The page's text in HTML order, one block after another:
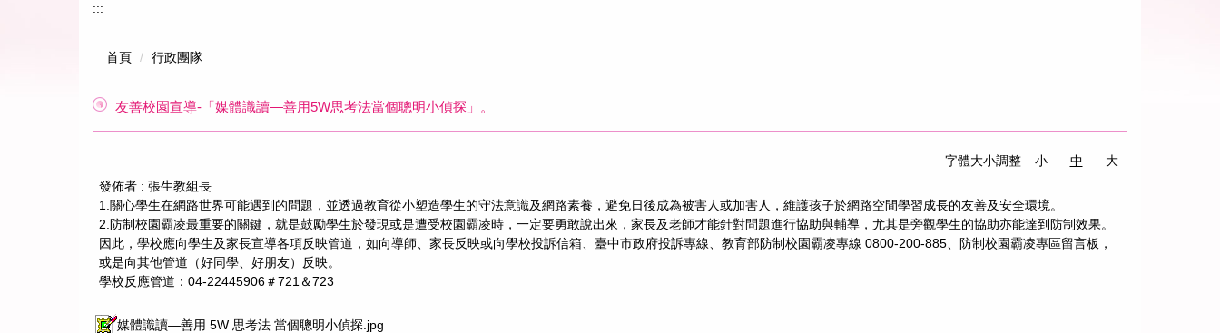
:::
首頁 行政團隊
友善校園宣導-「媒體識讀—善用5W思考法當個聰明小偵探」。
字體大小調整 小 中
大
發佈者 : 張生教組長
1.關心學生在網路世界可能遇到的問題，並透過教育從小塑造學生的守法意識及網路素養，避免日後成為被害人或加害人，維護孩子於網路空間學習成長的友善及安全環境。
2.防制校園霸凌最重要的關鍵，就是鼓勵學生於發現或是遭受校園霸凌時，一定要勇敢說出來，家長及老師才能針對問題進行協助與輔導，尤其是旁觀學生的協助亦能達到防制效果。
因此，學校應向學生及家長宣導各項反映管道，如向導師、家長反映或向學校投訴信箱、臺中市政府投訴專線、教育部防制校園霸凌專線 0800-200-885、防制校園霸凌專區留言板，
或是向其他管道（好同學、好朋友）反映。
學校反應管道：04-22445906＃721＆723
媒體識讀—善用 5W 思考法 當個聰明小偵探.jpg